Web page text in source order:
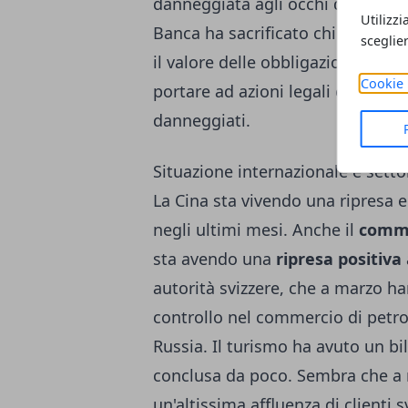
Cookie
Banca ha sacrificato chi aveva
il valore delle obbligazioni AT1
portare ad azioni legali
danneggiati.
Situazione internazionale e
La Cina sta vivendo una ripresa
negli ultimi mesi. Anche il
sta avendo una ripresa positiva
autorità svizzere, che a marzo
controllo nel commercio di
Russia. Il turismo ha avuto un
conclusa da poco. Sembra che